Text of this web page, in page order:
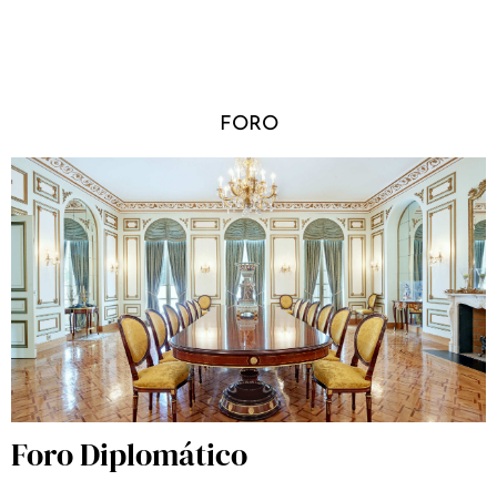
FORO
Foro Diplomático